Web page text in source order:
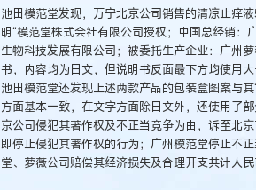
池田模范堂发现，万宁北京公司销售的清凉止痒
明“模范堂株式会社有限公司授权；中国总经销
生物科技发展有限公司；被委托生产企业：广州
书，内容均为日文，但说明书反面最下方均使用
池田模范堂还发现上述两款产品的包装盒图案与
方面基本一致，在文字方面除日文外，还使用了
京公司侵犯其著作权及不正当竞争为由，诉至北
即停止侵犯其著作权的行为；广州模范堂停止不
堂、萝薇公司赔偿其经济损失及合理开支共计人